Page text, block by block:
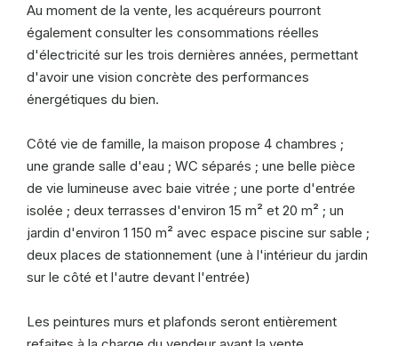
Au moment de la vente, les acquéreurs pourront
également consulter les consommations réelles
d'électricité sur les trois dernières années, permettant
d'avoir une vision concrète des performances
énergétiques du bien.
Côté vie de famille, la maison propose 4 chambres ;
une grande salle d'eau ; WC séparés ; une belle pièce
de vie lumineuse avec baie vitrée ; une porte d'entrée
isolée ; deux terrasses d'environ 15 m² et 20 m² ; un
jardin d'environ 1 150 m² avec espace piscine sur sable ;
deux places de stationnement (une à l'intérieur du jardin
sur le côté et l'autre devant l'entrée)
Les peintures murs et plafonds seront entièrement